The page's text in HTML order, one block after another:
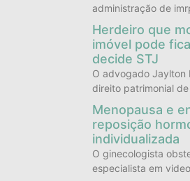
administração de
Herdeiro que
imóvel pode
decide STJ
O advogado Jaylton
direito patrimonial de
Menopausa e
reposição
individualizada
O ginecologista
especialista em